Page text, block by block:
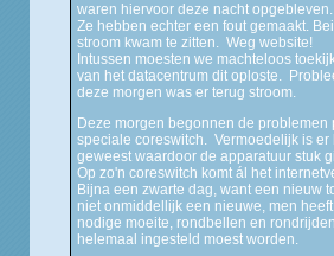
waren hiervoor deze nacht opgebleven.
Ze hebben echter een fout gemaakt.
stroom kwam te zitten. Weg website!
Intussen moesten we machteloos
van het datacentrum dit oploste.
deze morgen was er terug stroom.
Deze morgen begonnen de
speciale coreswitch. Vermoedelijk is
geweest waardoor de apparatuur stuk
Op zo'n coreswitch komt ál het
Bijna een zwarte dag, want een nieuw
niet onmiddellijk een nieuwe, men
nodige moeite, rondbellen en
helemaal ingesteld moest worden.